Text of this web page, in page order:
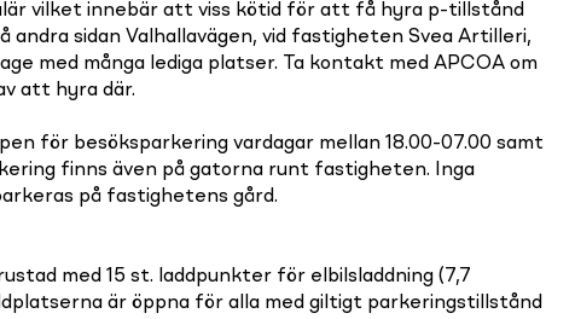
vilket innebär att viss kötid för att få hyra p-tillstånd
andra sidan Valhallavägen, vid fastigheten Svea Artilleri,
med många lediga platser. Ta kontakt med APCOA om
att hyra där.
för besöksparkering vardagar mellan 18.00-07.00 samt
finns även på gatorna runt fastigheten. Inga
på fastighetens gård.
med 15 st. laddpunkter för elbilsladdning (7,7
är öppna för alla med giltigt parkeringstillstånd